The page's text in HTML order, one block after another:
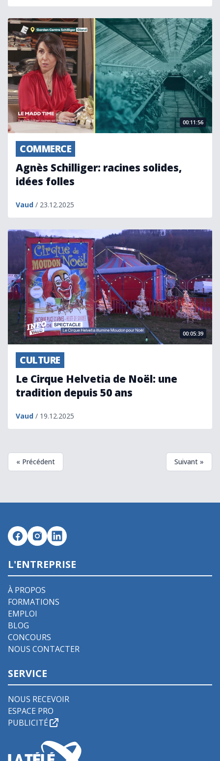
Agnès Schilliger: racines solides, idées folles
00:11:56
COMMERCE
Agnès Schilliger: racines solides,
idées folles
Vaud / 23.12.2025
Le Cirque Helvetia de Noël: une tradition depuis 50 ans
00:05:39
CULTURE
Le Cirque Helvetia de Noël: une
tradition depuis 50 ans
Vaud / 19.12.2025
« Précédent Suivant »
L'ENTREPRISE
À PROPOS
FORMATIONS
EMPLOI
BLOG
CONCOURS
NOUS CONTACTER
SERVICE
NOUS RECEVOIR
ESPACE PRO
PUBLICITÉ